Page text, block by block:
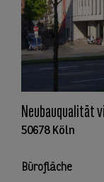
Neubauqualität
50678 Köln
Bürofläche